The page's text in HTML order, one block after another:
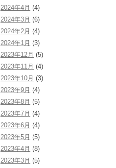
2024年4月 (4)
2024年3月 (6)
2024年2月 (4)
2024年1月 (3)
2023年12月 (5)
2023年11月 (4)
2023年10月 (3)
2023年9月 (4)
2023年8月 (5)
2023年7月 (4)
2023年6月 (4)
2023年5月 (5)
2023年4月 (8)
2023年3月 (5)